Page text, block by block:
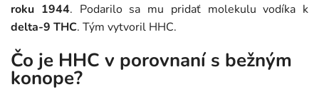
roku 1944. Podarilo sa mu pridať molekulu vodíka k
delta-9 THC. Tým vytvoril HHC.
Čo je HHC v porovnaní s bežným
konope?